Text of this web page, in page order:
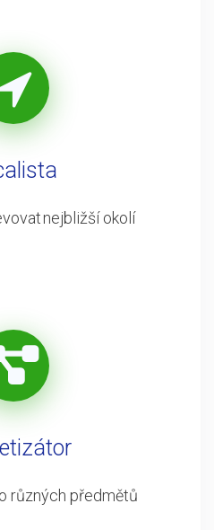
nejbližší okolí
různých předmětů